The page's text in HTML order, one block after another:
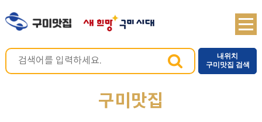
내위치
구미맛집 검색
구미맛집